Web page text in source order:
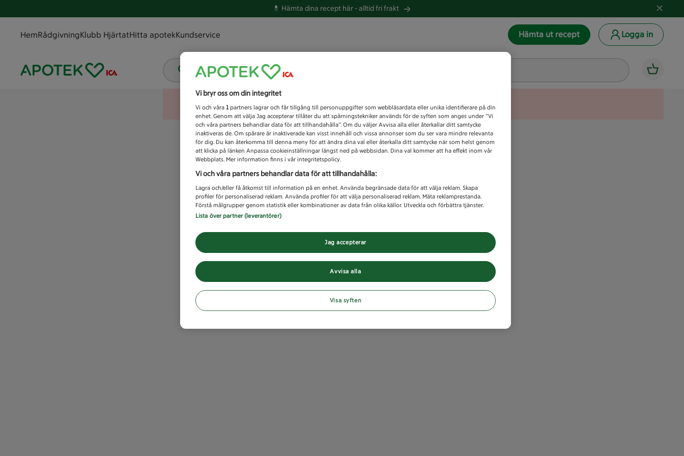
💊 Hämta dina recept här -alltid fri frakt
HemRådgivningKlubb HjärtatHitta apotekKundservice Hämta ut recept Logga in
Vad letar du efter idag?
Unknown error
Vi bryr oss om din integritet
Vi och våra 1 partners lagrar och får tillgång till personuppgifter som webbläsardata eller unika identifierare på din
enhet. Genom att välja Jag accepterar tillåter du att spårningstekniker används för de syften som anges under ”Vi
och våra partners behandlar data för att tillhandahålla”. Om du väljer Avvisa alla eller återkallar ditt samtycke
inaktiveras de. Om spårare är inaktiverade kan visst innehåll och vissa annonser som du ser vara mindre relevanta
för dig. Du kan återkomma till denna meny för att ändra dina val eller återkalla ditt samtycke när som helst genom
att klicka på länken Anpassa cookieinställningar längst ned på webbsidan. Dina val kommer att ha effekt inom vår
Webbplats. Mer information finns i vår integritetspolicy.
Vi och våra partners behandlar data för att tillhandahålla:
Lagra och/eller få åtkomst till information på en enhet. Använda begränsade data för att välja reklam. Skapa
profiler för personaliserad reklam. Använda profiler för att välja personaliserad reklam. Mäta reklamprestanda.
Förstå målgrupper genom statistik eller kombinationer av data från olika källor. Utveckla och förbättra tjänster.
Lista över partner (leverantörer)
Avvisa alla
Jag accepterar
Visa syften